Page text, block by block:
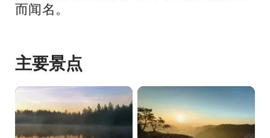
而闻名。
主要景点